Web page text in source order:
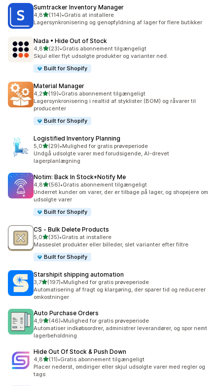
Sumtracker Inventory Manager
4,8ud af 5 stjerner
(114)
114 anmeldelser i alt
•Gratis at installere
Lagersynkronisering og genopfyldning af lager for flere butikker
Nada • Hide Out of Stock
4,8ud af 5 stjerner
(23)
23 anmeldelser i alt
•Gratis abonnement tilgængeligt
Skjul eller flyt udsolgte produkter og varianter ned.
Built for Shopify
Material Manager
4,2ud af 5 stjerner
(19)
19 anmeldelser i alt
•Gratis abonnement tilgængeligt
Lagersynkronisering i realtid af styklister (BOM) og råvarer til
producenter
Built for Shopify
Logistified Inventory Planning
5,0ud af 5 stjerner
(29)
29 anmeldelser i alt
•Mulighed for gratis prøveperiode
Undgå udsolgte varer med forudsigende, AI-drevet
lagerplanlægning
Notim: Back In Stock+Notify Me
4,8ud af 5 stjerner
(56)
56 anmeldelser i alt
•Gratis abonnement tilgængeligt
Underret kunder om varer, der er tilbage på lager, og shopejere om
udsolgte varer
Built for Shopify
CS ‑ Bulk Delete Products
5,0ud af 5 stjerner
(35)
35 anmeldelser i alt
•Gratis at installere
Masseslet produkter eller billeder, slet varianter efter filtre
Built for Shopify
Starshipit shipping automation
3,7ud af 5 stjerner
(197)
197 anmeldelser i alt
•Mulighed for gratis prøveperiode
Automatisering af fragt og klargøring, der sparer tid og reducerer
omkostninger
Auto Purchase Orders
4,9ud af 5 stjerner
(46)
46 anmeldelser i alt
•Mulighed for gratis prøveperiode
Automatiser indkøbsordrer, administrer leverandører, og spor nemt
lagerbeholdning
Hide Out Of Stock & Push Down
4,8ud af 5 stjerner
(11)
11 anmeldelser i alt
•Gratis abonnement tilgængeligt
Placer nederst, omdiriger eller skjul udsolgte varer med regler og
tags